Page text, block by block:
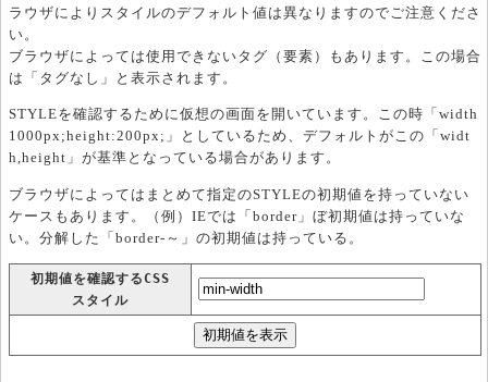
ラウザによりスタイルのデフォルト値は異なりますのでご注意くださ
い。
ブラウザによっては使用できないタグ（要素）もあります。この場合
は「タグなし」と表示されます。
STYLEを確認するために仮想の画面を開いています。この時「width
1000px;height:200px;」としているため、デフォルトがこの「widt
h,height」が基準となっている場合があります。
ブラウザによってはまとめて指定のSTYLEの初期値を持っていない
ケースもあります。（例）IEでは「border」ぼ初期値は持っていな
い。分解した「border-～」の初期値は持っている。
初期値を確認するCSS
スタイル